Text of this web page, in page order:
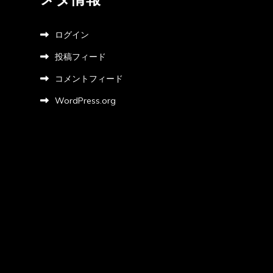
ログイン
投稿フィード
コメントフィード
WordPress.org